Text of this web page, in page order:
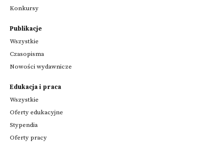
Konkursy
Publikacje
Wszystkie
Czasopisma
Nowości wydawnicze
Edukacja i praca
Wszystkie
Oferty edukacyjne
Stypendia
Oferty pracy